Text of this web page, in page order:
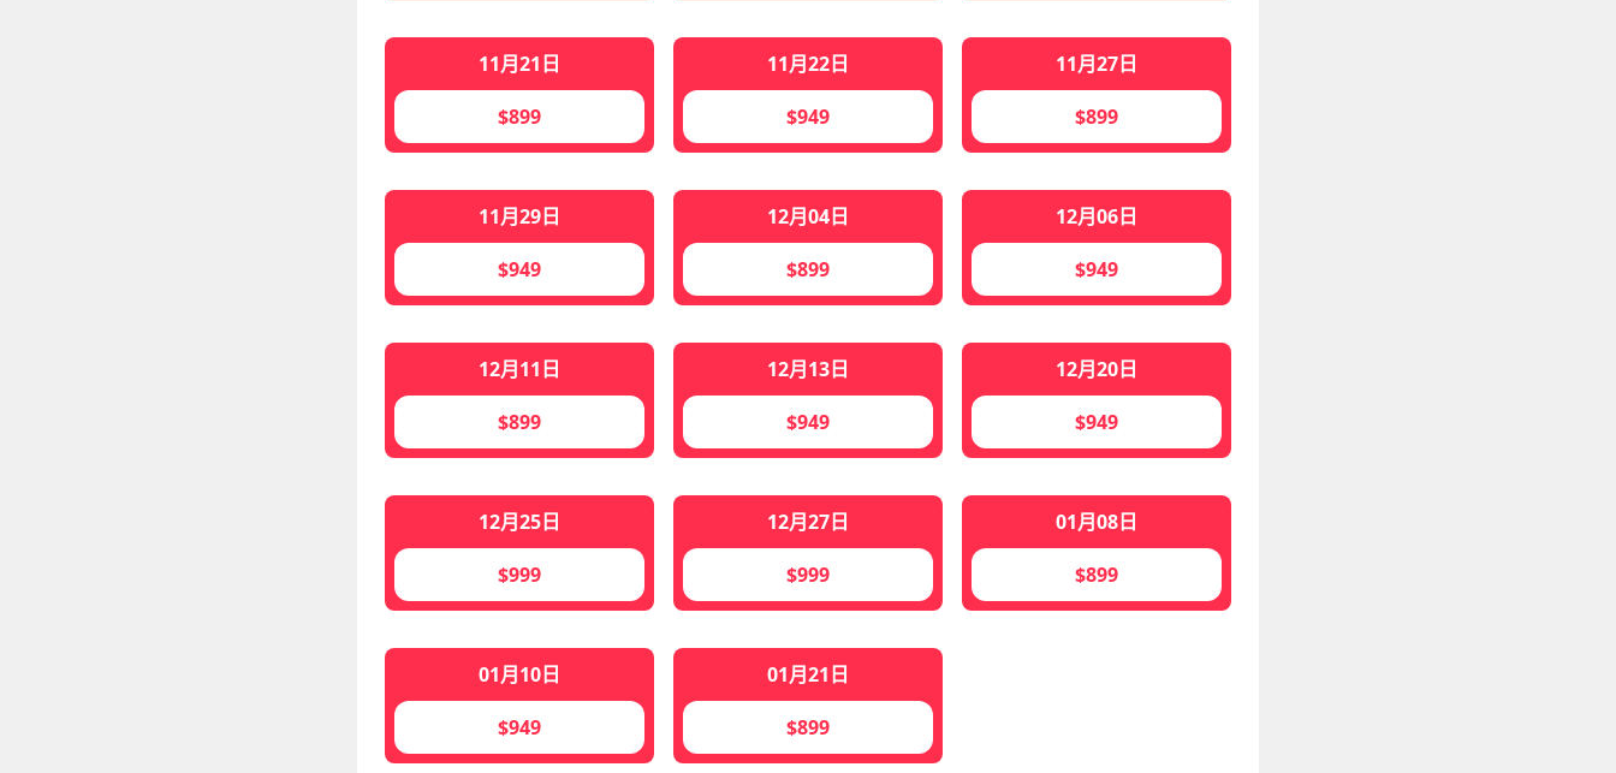
11月21日
$899
11月22日
$949
11月27日
$899
11月29日
$949
12月04日
$899
12月06日
$949
12月11日
$899
12月13日
$949
12月20日
$949
12月25日
$999
12月27日
$999
01月08日
$899
01月10日
$949
01月21日
$899